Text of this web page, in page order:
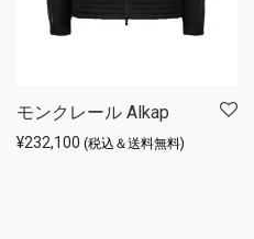
モンクレール Alkap
¥232,100 (税込＆送料無料)